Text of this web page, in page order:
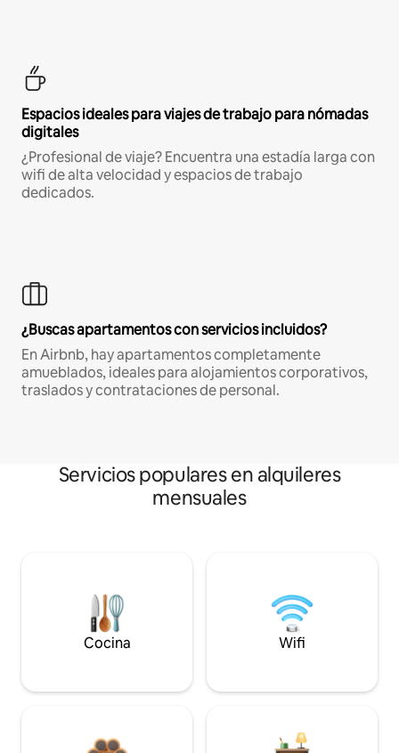
Espacios ideales para viajes de trabajo para nómadas
digitales
¿Profesional de viaje? Encuentra una estadía larga con
wifi de alta velocidad y espacios de trabajo
dedicados.
¿Buscas apartamentos con servicios incluidos?
En Airbnb, hay apartamentos completamente
amueblados, ideales para alojamientos corporativos,
traslados y contrataciones de personal.
Servicios populares en alquileres
mensuales
Cocina Wifi